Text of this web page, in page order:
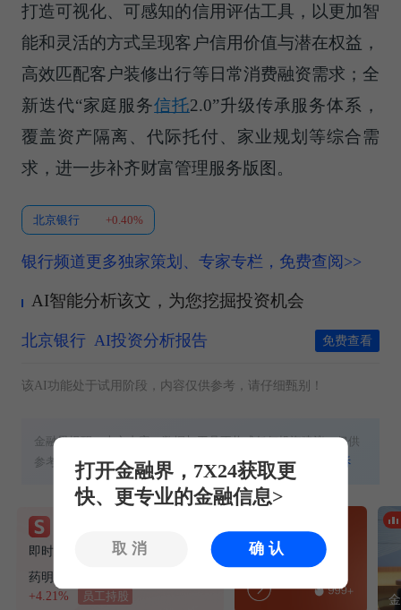
打造可视化、可感知的信用评估工具，以更加智
能和灵活的方式呈现客户信用价值与潜在权益，
高效匹配客户装修出行等日常消费融资需求；全
新迭代“家庭服务信托2.0”升级传承服务体系，
覆盖资产隔离、代际托付、家业规划等综合需
求，进一步补齐财富管理服务版图。
北京银行 +0.40%
银行频道更多独家策划、专家专栏，免费查阅>>
AI智能分析该文，为您挖掘投资机会
北京银行 AI投资分析报告 免费查看
该AI功能处于试用阶段，内容仅供参考，请仔细甄别！
金融界提醒：本文内容、数据与工具不构成任何投资建议，仅供
参考，不具备任何指导作用。股市有风险，投资需谨慎！
投诉
药明康德
+4.21%
员工持股
免费领福利！
7节课教你玩涨停
打开金融界，7X24获取更
快、更专业的金融信息>
取消 确认